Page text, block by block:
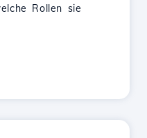
Rollen sie